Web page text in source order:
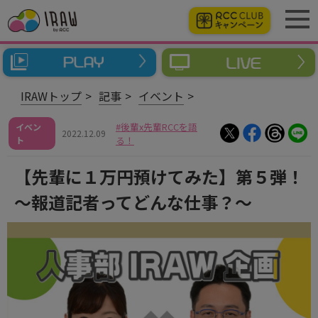
IRAWトップ 記事 イベント
イベン
ト
2022.12.09
後輩x先輩RCCを語
る！
【先輩に１万円預けてみた】第５弾！
～報道記者ってどんな仕事？～